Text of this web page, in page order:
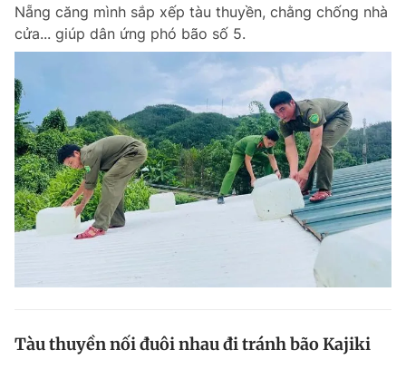
Nẵng căng mình sắp xếp tàu thuyền, chằng chống nhà
cửa... giúp dân ứng phó bão số 5.
Tàu thuyền nối đuôi nhau đi tránh bão Kajiki